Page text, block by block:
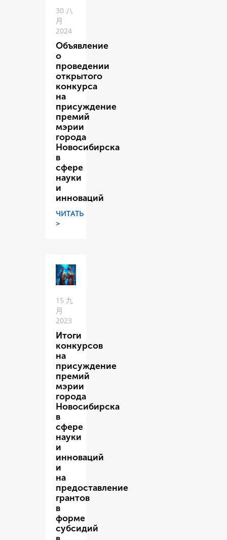
30 八
月
2024
Объявление
о
проведении
открытого
конкурса
на
присуждение
премий
мэрии
города
Новосибирска
в
сфере
науки
и
инноваций
ЧИТАТЬ
>
15 九
月
2023
Итоги
конкурсов
на
присуждение
премий
мэрии
города
Новосибирска
в
сфере
науки
и
инноваций
и
на
предоставление
грантов
в
форме
субсидий